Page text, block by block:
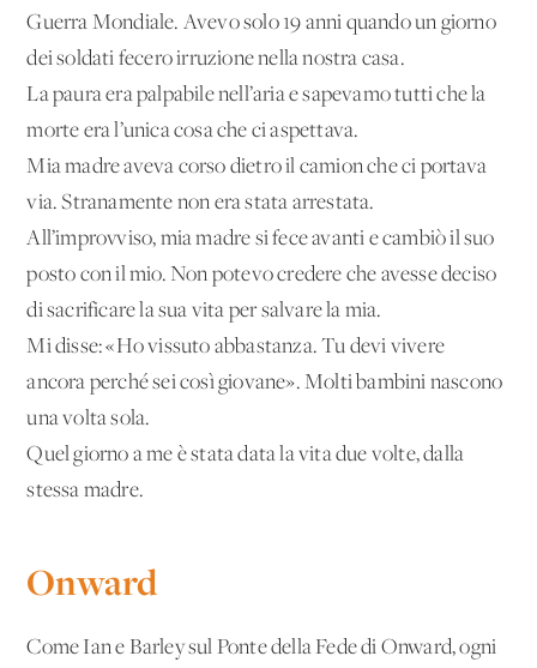
Guerra Mondiale. Avevo solo 19 anni quando un giorno
dei soldati fecero irruzione nella nostra casa.
La paura era palpabile nell’aria e sapevamo tutti che la
morte era l’unica cosa che ci aspettava.
Mia madre aveva corso dietro il camion che ci portava
via. Stranamente non era stata arrestata.
All’improvviso, mia madre si fece avanti e cambiò il suo
posto con il mio. Non potevo credere che avesse deciso
di sacrificare la sua vita per salvare la mia.
Mi disse: «Ho vissuto abbastanza. Tu devi vivere
ancora perché sei così giovane». Molti bambini nascono
una volta sola.
Quel giorno a me è stata data la vita due volte, dalla
stessa madre.
Onward
Come Ian e Barley sul Ponte della Fede di Onward, ogni